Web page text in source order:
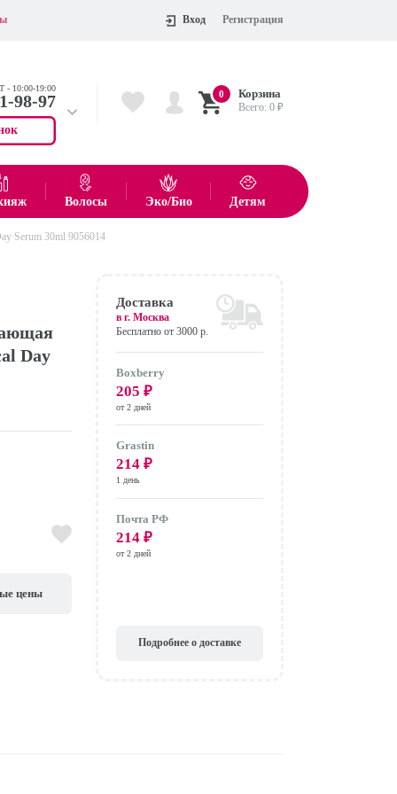
Вход Регистрация
- 10:00-19:00
98-97
55-75
0 Корзина
Всего:0 ₽
показать все товары
Волосы Эко/Био Детям
Serum 30ml 9056014
Day
цены
Доставка
в г.Москва
Бесплатно от 3000 р.
Boxberry
205 ₽
от 2 дней
Grastin
214 ₽
1 день
Почта РФ
214 ₽
от 2 дней
Подробнее о доставке